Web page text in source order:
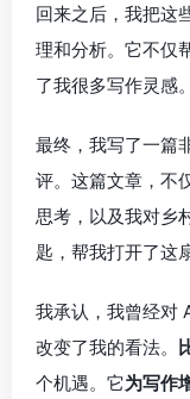
回来之后，我把这
理和分析。它不仅
了我很多写作灵感。
最终，我写了一篇
评。这篇文章，不
思考，以及我对乡
匙，帮我打开了这
我承认，我曾经对
改变了我的看法。
个机遇。它为写作